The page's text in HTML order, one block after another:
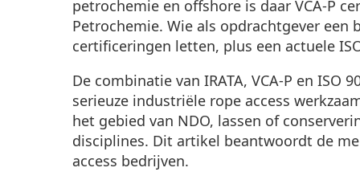
petrochemie en offshore is daar VCA-P
Petrochemie. Wie als opdrachtgever
certificeringen letten, plus een actuele
De combinatie van IRATA, VCA-P en
serieuze industriële rope access
het gebied van NDO, lassen of
disciplines. Dit artikel beantwoordt de
access bedrijven.